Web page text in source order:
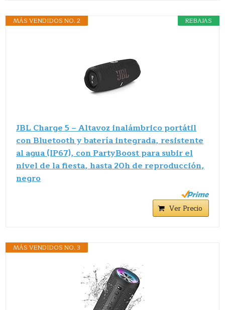
REBAJAS
MÁS VENDIDOS NO. 2
JBL Charge 5 – Altavoz inalámbrico portátil
con Bluetooth y batería integrada, resistente
al agua (IP67), con PartyBoost para subir el
nivel de la fiesta, hasta 20h de reproducción,
negro
Ver Precio
MÁS VENDIDOS NO. 3